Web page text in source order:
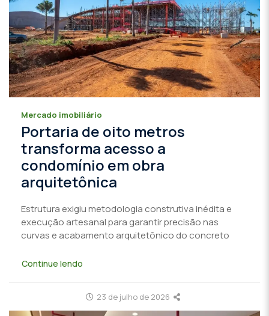
Mercado imobiliário
Portaria de oito metros
transforma acesso a
condomínio em obra
arquitetônica
Estrutura exigiu metodologia construtiva inédita e
execução artesanal para garantir precisão nas
curvas e acabamento arquitetônico do concreto
Continue lendo
23 de julho de 2026